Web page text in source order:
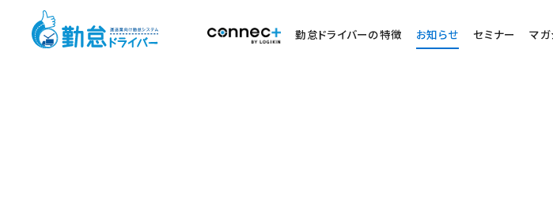
勤怠ドライバーの特徴 お知らせ セミナー マガ